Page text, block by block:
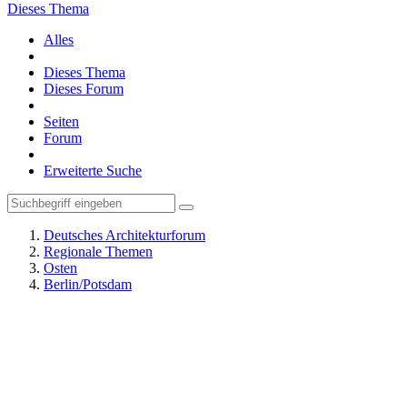
Dieses Thema
Alles
Dieses Thema
Dieses Forum
Seiten
Forum
Erweiterte Suche
Deutsches Architekturforum
Regionale Themen
Osten
Berlin/Potsdam